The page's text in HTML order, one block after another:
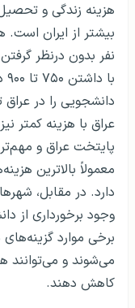
بیشتر از ایران است.
دانشجویی را در عراق
عراق با هزینه کمتر
پایتخت عراق و
معمولاً بالاترین
دارد. در مقابل،
وجود برخورداری از
برخی موارد
می‌شوند و می‌توانند
کاهش دهند.